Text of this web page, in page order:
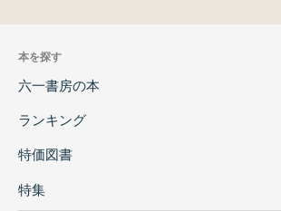
本を探す
六一書房の本
ランキング
特価図書
特集